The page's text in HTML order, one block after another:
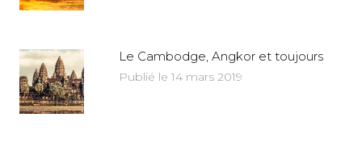
Le Cambodge, Angkor et toujours
Publié le 14 mars 2019